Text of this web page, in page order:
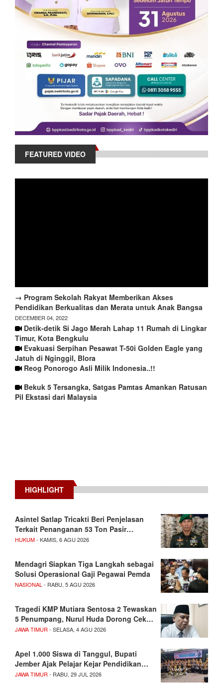
FEATURED VIDEO
→ Program Sekolah Rakyat Memberikan Akses
Pendidikan Berkualitas dan Merata untuk Anak Bangsa
DECEMBER 04, 2022
Detik-detik Si Jago Merah Lahap 11 Rumah di Lingkar
Timur, Kota Bengkulu
Evakuasi Serpihan Pesawat T-50i Golden Eagle yang
Jatuh di Nginggil, Blora
Reog Ponorogo Asli Milik Indonesia..!!
Bekuk 5 Tersangka, Satgas Pamtas Amankan Ratusan
Pil Ekstasi dari Malaysia
HIGHLIGHT
Asintel Satlap Tricakti Beri Penjelasan
Terkait Penanganan 53 Ton Pasir…
HUKUM- KAMIS, 6 AGU 2026
Mendagri Siapkan Tiga Langkah sebagai
Solusi Operasional Gaji Pegawai Pemda
NASIONAL - RABU, 5 AGU 2026
Tragedi KMP Mutiara Sentosa 2 Tewaskan
5 Penumpang, Nurul Huda Dorong Cek…
JAWA TIMUR - SELASA, 4 AGU 2026
Apel 1.000 Siswa di Tanggul, Bupati
Jember Ajak Pelajar Kejar Pendidikan…
JAWA TIMUR - RABU, 29 JUL 2026